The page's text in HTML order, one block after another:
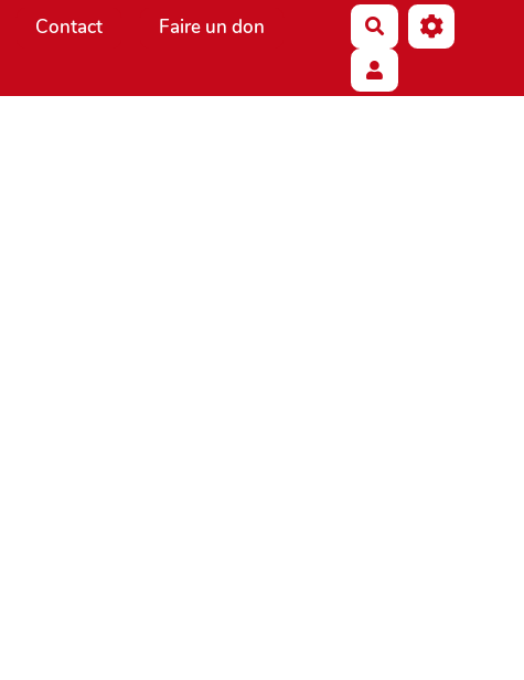
Contact
Faire un don
Rechercher